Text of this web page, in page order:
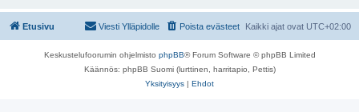
Etusivu Kaikki ajat ovat UTC+02:00
Poista evästeet
Viesti Ylläpidolle
Keskustelufoorumin ohjelmisto phpBB® Forum Software © phpBB Limited
Käännös: phpBB Suomi (lurttinen, harritapio, Pettis)
Yksityisyys | Ehdot